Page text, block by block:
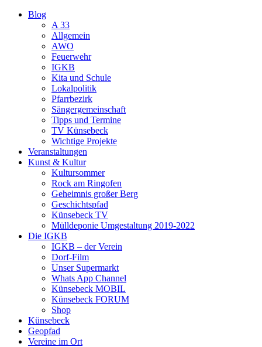
Blog
A 33
Allgemein
AWO
Feuerwehr
IGKB
Kita und Schule
Lokalpolitik
Pfarrbezirk
Sängergemeinschaft
Tipps und Termine
TV Künsebeck
Wichtige Projekte
Veranstaltungen
Kunst & Kultur
Kultursommer
Rock am Ringofen
Geheimnis großer Berg
Geschichtspfad
Künsebeck TV
Mülldeponie Umgestaltung 2019-2022
Die IGKB
IGKB – der Verein
Dorf-Film
Unser Supermarkt
Whats App Channel
Künsebeck MOBIL
Künsebeck FORUM
Shop
Künsebeck
Geopfad
Vereine im Ort